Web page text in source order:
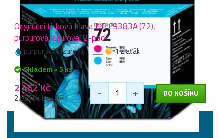
Originální tisková hlava HP C9383A (72),
purpurová/azurová, 2-pack
purpurová/azurová
1 zlaťák
Skladem > 5 ks
2 462 Kč
2 035 Kč bez DPH - + DO KOŠÍKU
Tiskové hlavy